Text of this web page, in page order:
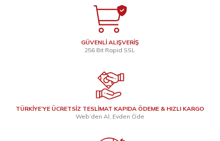
GÜVENLİ ALIŞVERİŞ
256 Bit Rapid SSL
TÜRKİYE’YE ÜCRETSİZ TESLİMAT KAPIDA ÖDEME & HIZLI KARGO
Web’den Al, Evden Öde